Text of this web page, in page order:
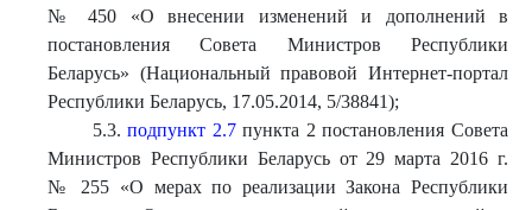
№ 450 «О внесении изменений и дополнений в
постановления Совета Министров Республики
Беларусь» (Национальный правовой Интернет-портал
Республики Беларусь, 17.05.2014, 5/38841);
5.3.подпункт 2.7пункта 2 постановления Совета
Министров Республики Беларусь от 29 марта 2016 г.
№ 255 «О мерах по реализации Закона Республики